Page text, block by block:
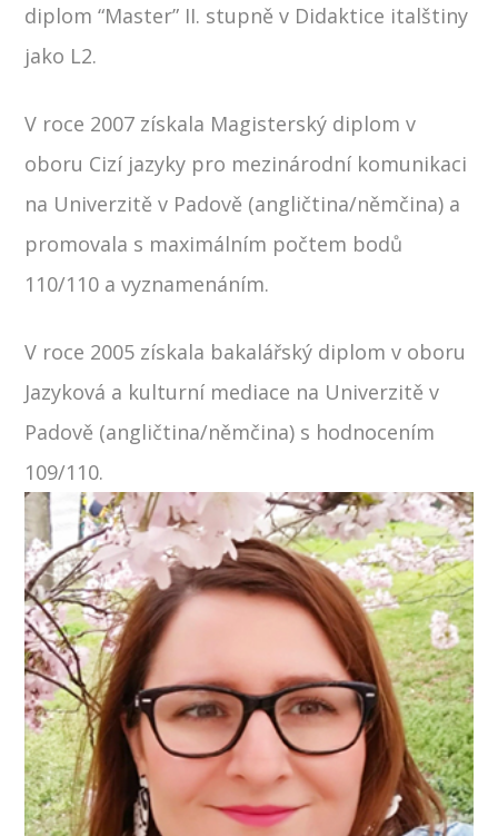
diplom “Master” II. stupně v Didaktice italštiny
jako L2.
V roce 2007 získala Magisterský diplom v
oboru Cizí jazyky pro mezinárodní komunikaci
na Univerzitě v Padově (angličtina/němčina) a
promovala s maximálním počtem bodů
110/110 a vyznamenáním.
V roce 2005 získala bakalářský diplom v oboru
Jazyková a kulturní mediace na Univerzitě v
Padově (angličtina/němčina) s hodnocením
109/110.